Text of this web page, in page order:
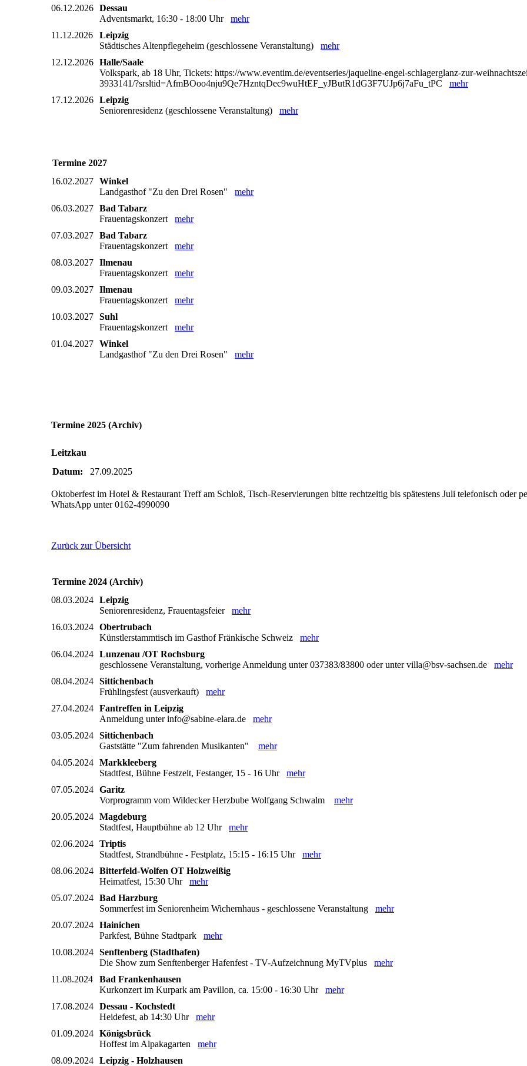
06.12.2026 Dessau
Adventsmarkt, 16:30 - 18:00 Uhr mehr
11.12.2026
Leipzig
Städtisches Altenpflegeheim (geschlossene Veranstaltung) mehr
12.12.2026 Halle/Saale
Volkspark, ab 18 Uhr, Tickets: https://www.eventim.de/eventseries/jaqueline-engel-schlagerglanz-zur-
3933141/?srsltid=AfmBOoo4nju9Qe7HzntqDec9wuHtEF_yJButR1dG3F7UJp6j7aFu_tPC mehr
17.12.2026 Leipzig
Seniorenresidenz (geschlossene Veranstaltung) mehr
Termine 2027
16.02.2027 Winkel
Landgasthof "Zu den Drei Rosen" mehr
06.03.2027 Bad Tabarz
Frauentagskonzert mehr
07.03.2027 Bad Tabarz
Frauentagskonzert mehr
08.03.2027 Ilmenau
Frauentagskonzert mehr
09.03.2027 Ilmenau
Frauentagskonzert mehr
10.03.2027 Suhl
Frauentagskonzert mehr
01.04.2027 Winkel
Landgasthof "Zu den Drei Rosen" mehr
Termine 2025 (Archiv)
Leitzkau
Datum:
27.09.2025
Oktoberfest im Hotel & Restaurant Treff am Schloß, Tisch-Reservierungen bitte rechtzeitig bis spätestens Juli telefonisch oder
WhatsApp unter 0162-4990090
Zurück zur Übersicht
Termine 2024 (Archiv)
08.03.2024 Leipzig
Seniorenresidenz, Frauentagsfeier mehr
16.03.2024 Obertrubach
Künstlerstammtisch im Gasthof Fränkische Schweiz mehr
06.04.2024 Lunzenau /OT Rochsburg
geschlossene Veranstaltung, vorherige Anmeldung unter 037383/83800 oder unter villa@bsv-sachsen.de mehr
08.04.2024 Sittichenbach
Frühlingsfest (ausverkauft) mehr
27.04.2024 Fantreffen in Leipzig
Anmeldung unter info@sabine-elara.de mehr
03.05.2024 Sittichenbach
Gaststätte "Zum fahrenden Musikanten" mehr
04.05.2024 Markkleeberg
Stadtfest, Bühne Festzelt, Festanger, 15 - 16 Uhr mehr
07.05.2024 Garitz
Vorprogramm vom Wildecker Herzbube Wolfgang Schwalm mehr
20.05.2024 Magdeburg
Stadtfest, Hauptbühne ab 12 Uhr mehr
02.06.2024 Triptis
Stadtfest, Strandbühne - Festplatz, 15:15 - 16:15 Uhr mehr
08.06.2024 Bitterfeld-Wolfen OT Holzweißig
Heimatfest, 15:30 Uhr mehr
05.07.2024 Bad Harzburg
Sommerfest im Seniorenheim Wichernhaus - geschlossene Veranstaltung mehr
20.07.2024 Hainichen
Parkfest, Bühne Stadtpark mehr
10.08.2024 Senftenberg (Stadthafen)
Die Show zum Senftenberger Hafenfest - TV-Aufzeichnung MyTVplus mehr
11.08.2024
Bad Frankenhausen
Kurkonzert im Kurpark am Pavillon, ca. 15:00 - 16:30 Uhr mehr
17.08.2024 Dessau - Kochstedt
Heidefest, ab 14:30 Uhr mehr
01.09.2024 Königsbrück
Hoffest im Alpakagarten mehr
08.09.2024 Leipzig - Holzhausen